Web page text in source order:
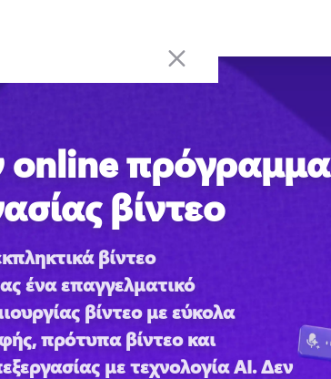
πρόγραμμα
βίντεο
βίντεο
ένα επαγγελματικό
βίντεο με εύκολα
πρότυπα βίντεο και
με τεχνολογία AI. Δεν